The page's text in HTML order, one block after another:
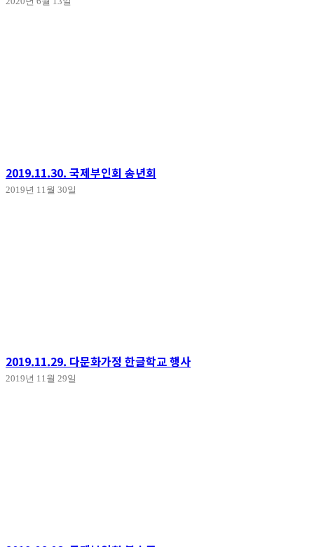
2019.11.30. 국제부인회 송년회
2019년 11월 30일
2019.11.29. 다문화가정 한글학교 행사
2019년 11월 29일